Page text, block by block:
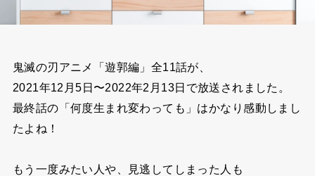
鬼滅の刃アニメ「遊郭編」全11話が、
2021年12月5日〜2022年2月13日で放送されました。
最終話の「何度生まれ変わっても」はかなり感動しまし
たよね！
もう一度みたい人や、見逃してしまった人も